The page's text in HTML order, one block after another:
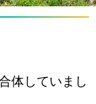
体していまし